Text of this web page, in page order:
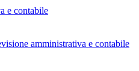
e contabile
amministrativa e contabile